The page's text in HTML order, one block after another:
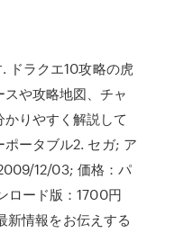
ドラクエ10攻略の虎
や攻略地図、チャ
りやすく解説して
ータブル2. セガ; ア
12/03; 価格：パ
ロード版：1700円
新情報をお伝えする